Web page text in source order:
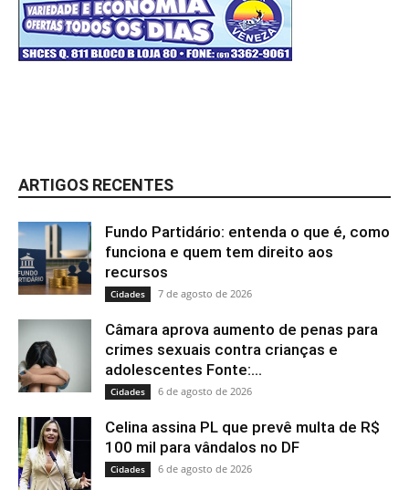
ARTIGOS RECENTES
Fundo Partidário: entenda o que é, como
funciona e quem tem direito aos
recursos
Cidades 7 de agosto de 2026
Câmara aprova aumento de penas para
crimes sexuais contra crianças e
adolescentes Fonte:...
Cidades 6 de agosto de 2026
Celina assina PL que prevê multa de R$
100 mil para vândalos no DF
Cidades 6 de agosto de 2026